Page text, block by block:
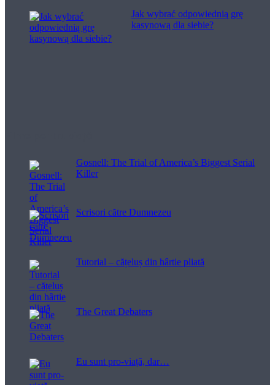
Jak wybrać odpowiednią grę
kasynową dla siebie?
Gosnell: The Trial of America’s Biggest Serial
Killer
Scrisori către Dumnezeu
Tutorial – cățeluș din hârtie pliată
The Great Debaters
Eu sunt pro-viață, dar…